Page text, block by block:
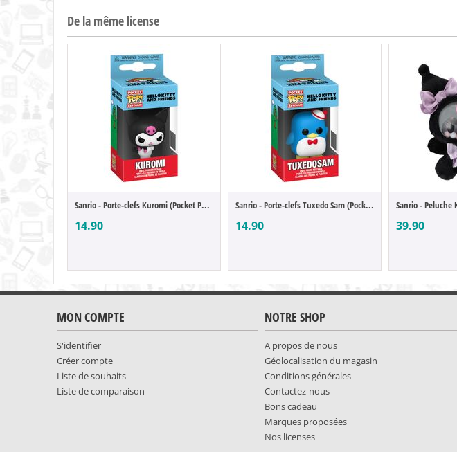
De la même license
Sanrio - Porte-clefs Kuromi (Pocket POP)
14.90
Sanrio - Porte-clefs Tuxedo Sam (Pocket POP)
14.90
Sanrio - Peluche
39.90
MON COMPTE
S'identifier
Créer compte
Liste de souhaits
Liste de comparaison
NOTRE SHOP
A propos de nous
Géolocalisation du magasin
Conditions générales
Contactez-nous
Bons cadeau
Marques proposées
Nos licenses